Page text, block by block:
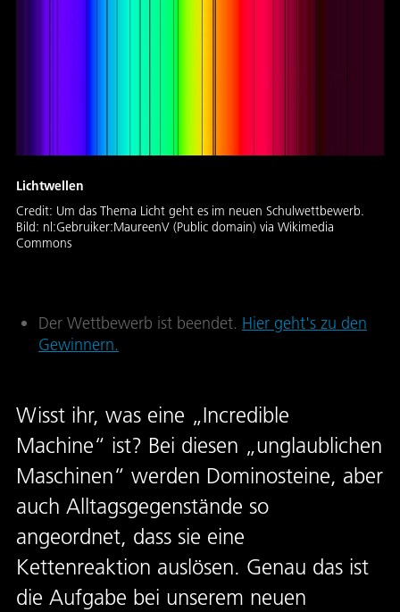
Lichtwellen
Credit: Um das Thema Licht geht es im neuen Schulwettbewerb.
Bild: nl:Gebruiker:MaureenV (Public domain) via Wikimedia
Commons
Der Wettbewerb ist beendet. Hier geht's zu den
Gewinnern.
Wisst ihr, was eine „Incredible
Machine“ ist? Bei diesen „unglaublichen
Maschinen“ werden Dominosteine, aber
auch Alltagsgegenstände so
angeordnet, dass sie eine
Kettenreaktion auslösen. Genau das ist
die Aufgabe bei unserem neuen